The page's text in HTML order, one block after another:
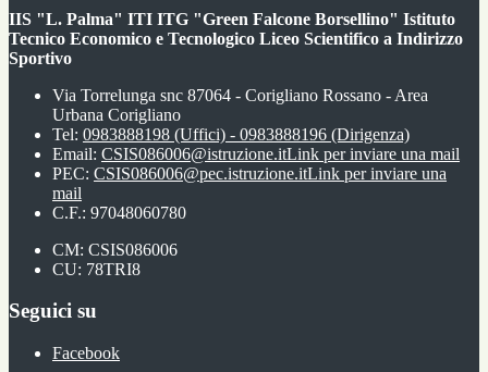
IIS "L. Palma" ITI ITG "Green Falcone Borsellino" Istituto
Tecnico Economico e Tecnologico Liceo Scientifico a Indirizzo
Sportivo
Via Torrelunga snc 87064 - Corigliano Rossano - Area
Urbana Corigliano
Tel: 0983888198 (Uffici) - 0983888196 (Dirigenza)
Email: CSIS086006@istruzione.itLink per inviare una mail
PEC: CSIS086006@pec.istruzione.itLink per inviare una
mail
C.F.: 97048060780
CM: CSIS086006
CU: 78TRI8
Seguici su
Facebook